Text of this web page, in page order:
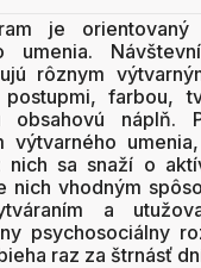
je
umenia.
rôznym
postupmi, farbou,
obsahovú náplň.
výtvarného
nich sa snaží o
nich vhodným
a
psychosociálny
raz za štrnásť